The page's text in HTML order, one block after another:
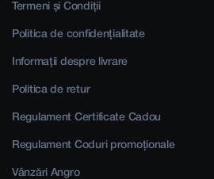
Termeni și Condiții
Politica de confidențialitate
Informații despre livrare
Politica de retur
Regulament Certificate Cadou
Regulament Coduri promoționale
Vânzări Angro